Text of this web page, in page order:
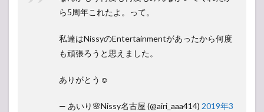
ら5周年これたよ。って。
私達はNissyのEntertainmentがあったから何度
も頑張ろうと思えました。
ありがとう☺︎
— あいり︎︎︎︎🌸Nissy名古屋 (@airi_aaa414) 2019年3